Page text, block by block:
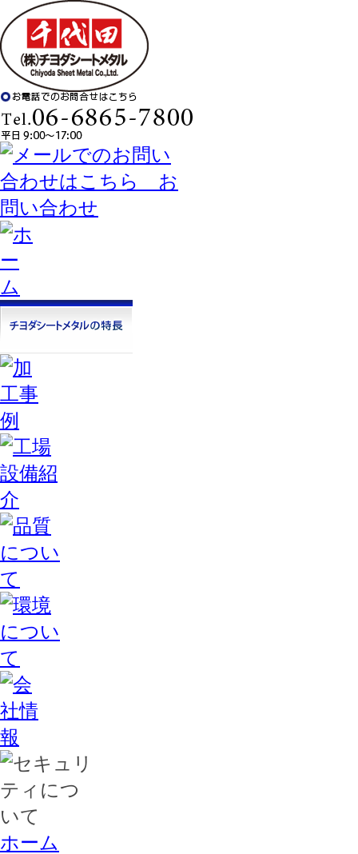
ホーム